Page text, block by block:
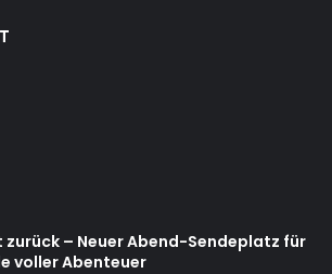
zurück – Neuer Abend-Sendeplatz für
voller Abenteuer